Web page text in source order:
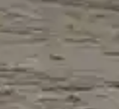
social